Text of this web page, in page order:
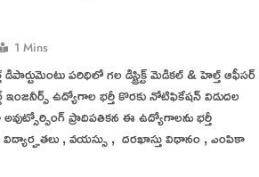
1 Mins
పరిధిలో గల డిస్ట్రిక్ట్ మెడికల్ & హెల్త్ ఆఫీసర్
ఉద్యోగాల భర్తీ కొరకు నోటిఫికేషన్ విడుదల
ప్రాదిపతికన ఈ ఉద్యోగాలను భర్తీ
విద్యార్హతలు , వయస్సు , దరఖాస్తు విధానం , ఎంపికా